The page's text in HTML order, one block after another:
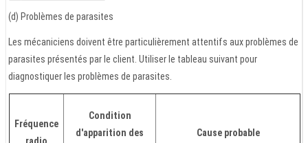
(d) Problèmes de parasites
Les mécaniciens doivent être particulièrement attentifs aux problèmes de
parasites présentés par le client. Utiliser le tableau suivant pour
diagnostiquer les problèmes de parasites.
Fréquence
Condition
d'apparition des
Cause probable